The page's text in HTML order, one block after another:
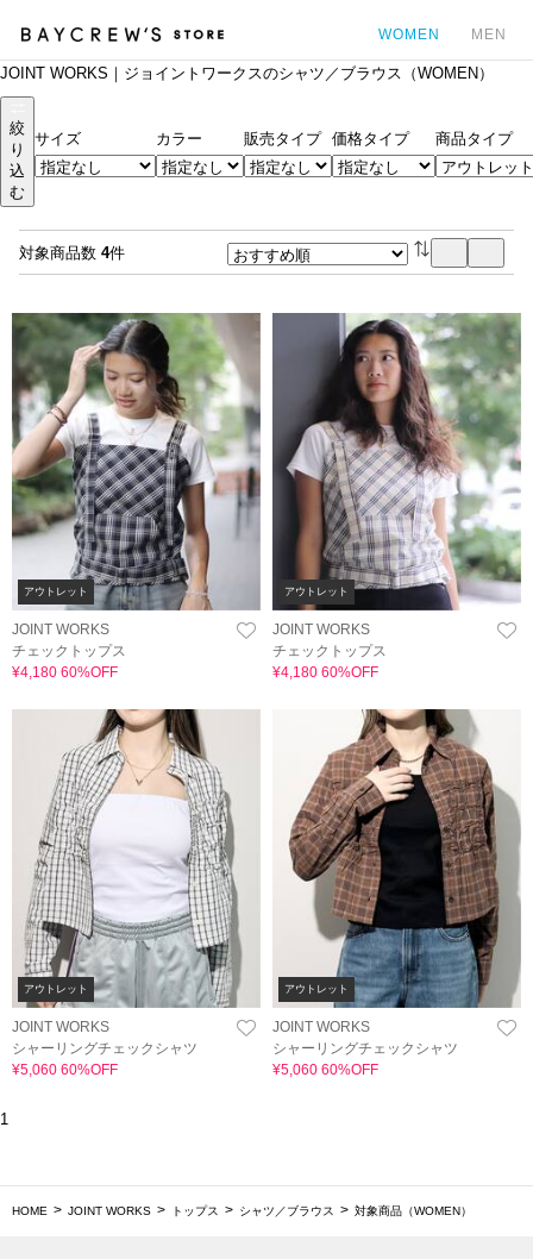
WOMEN MEN
JOINT WORKS｜ジョイントワークスのシャツ／ブラウス（WOMEN）
絞
り
込
む
サイズ カラー 販売タイプ 価格タイプ 商品タイプ
対象商品数 4件
アウトレット
JOINT WORKS
チェックトップス
¥4,180 60%OFF
アウトレット
JOINT WORKS
チェックトップス
¥4,180 60%OFF
アウトレット
JOINT WORKS
シャーリングチェックシャツ
¥5,060 60%OFF
アウトレット
JOINT WORKS
シャーリングチェックシャツ
¥5,060 60%OFF
1
HOME JOINT WORKS トップス シャツ／ブラウス 対象商品（WOMEN）